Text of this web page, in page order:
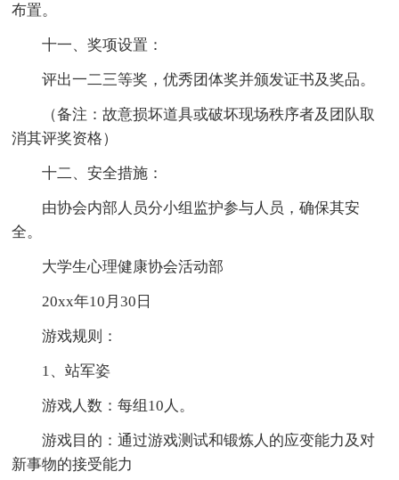
布置。
十一、奖项设置：
评出一二三等奖，优秀团体奖并颁发证书及奖品。
（备注：故意损坏道具或破坏现场秩序者及团队取
消其评奖资格）
十二、安全措施：
由协会内部人员分小组监护参与人员，确保其安
全。
大学生心理健康协会活动部
20xx年10月30日
游戏规则：
1、站军姿
游戏人数：每组10人。
游戏目的：通过游戏测试和锻炼人的应变能力及对
新事物的接受能力